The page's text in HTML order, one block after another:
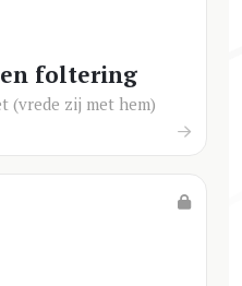
en foltering
(vrede zij met hem)